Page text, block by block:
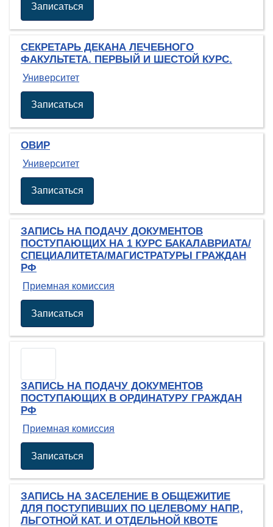
Записаться
СЕКРЕТАРЬ ДЕКАНА ЛЕЧЕБНОГО
ФАКУЛЬТЕТА. ПЕРВЫЙ И ШЕСТОЙ КУРС.
Университет
Записаться
ОВИР
Университет
Записаться
ЗАПИСЬ НА ПОДАЧУ ДОКУМЕНТОВ
ПОСТУПАЮЩИХ НА 1 КУРС БАКАЛАВРИАТА/
СПЕЦИАЛИТЕТА/МАГИСТРАТУРЫ ГРАЖДАН
РФ
Приемная комиссия
Записаться
ЗАПИСЬ НА ПОДАЧУ ДОКУМЕНТОВ
ПОСТУПАЮЩИХ В ОРДИНАТУРУ ГРАЖДАН
РФ
Приемная комиссия
Записаться
ЗАПИСЬ НА ЗАСЕЛЕНИЕ В ОБЩЕЖИТИЕ
ДЛЯ ПОСТУПИВШИХ ПО ЦЕЛЕВОМУ НАПР.,
ЛЬГОТНОЙ КАТ. И ОТДЕЛЬНОЙ КВОТЕ